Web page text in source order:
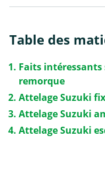
Table des
Faits intéressants
remorque
Attelage Suzuki
Attelage Suzuki
Attelage Suzuki